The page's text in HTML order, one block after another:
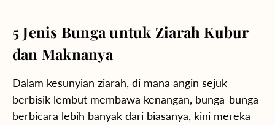
5 Jenis Bunga untuk Ziarah Kubur
dan Maknanya
Dalam kesunyian ziarah, di mana angin sejuk
berbisik lembut membawa kenangan, bunga-bunga
berbicara lebih banyak dari biasanya, kini mereka